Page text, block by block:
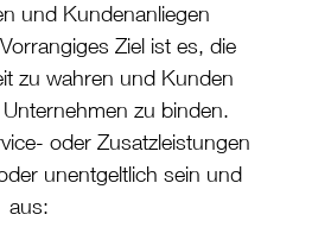
und Kundenanliegen
Ziel ist es, die
zu wahren und Kunden
zu binden.
oder Zusatzleistungen
unentgeltlich sein und
aus: